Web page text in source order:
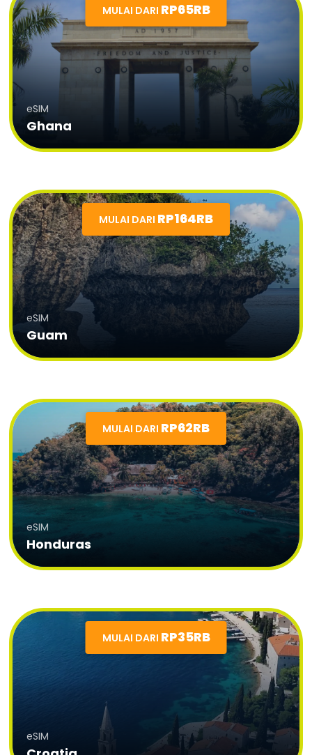
MULAI DARI RP65RB
eSIM
Ghana
MULAI DARI RP164RB
eSIM
Guam
MULAI DARI RP62RB
eSIM
Honduras
MULAI DARI RP35RB
eSIM